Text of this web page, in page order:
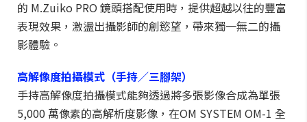
的 M.Zuiko PRO 鏡頭搭配使用時，提供超越以往的豐富
表現效果，激盪出攝影師的創慾望，帶來獨一無二的攝
影體驗。
高解像度拍攝模式（手持／三腳架）
手持高解像度拍攝模式能夠透過將多張影像合成為單張
5,000 萬像素的高解析度影像，在OM SYSTEM OM-1 全